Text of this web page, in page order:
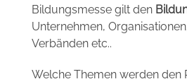
Bildungsmesse gilt den
Unternehmen,
Verbänden etc..
Welche Themen werden den